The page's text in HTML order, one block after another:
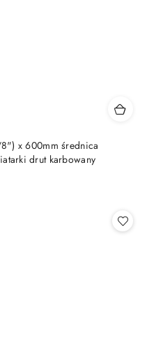
x 600mm średnica
drut karbowany